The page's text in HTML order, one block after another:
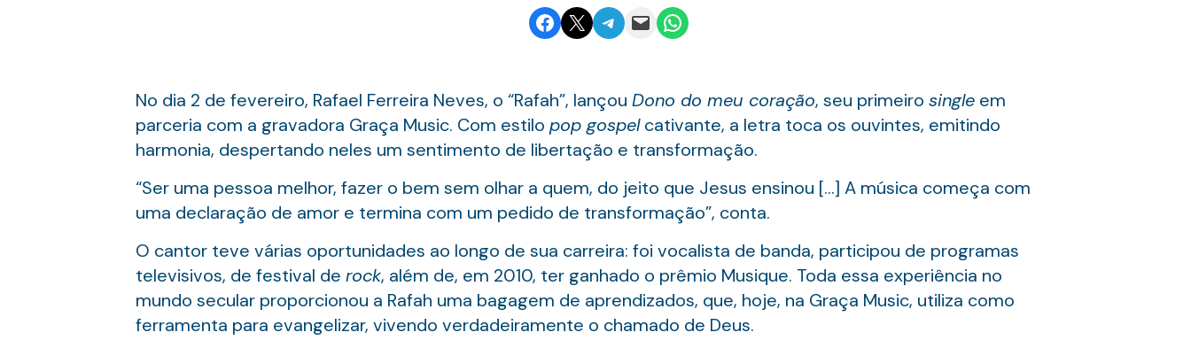
Share on Facebook
Email this PageShare on Telegram
Email this PageShare on WhatsApp
No dia 2 de fevereiro, Rafael Ferreira Neves, o “Rafah”, lançou Dono do meu coração, seu primeiro singleem
parceria com a gravadora Graça Music. Com estilo pop gospelcativante, a letra toca os ouvintes, emitindo
harmonia, despertando neles um sentimento de libertação e transformação.
“Ser uma pessoa melhor, fazer o bem sem olhar a quem, do jeito que Jesus ensinou […] A música começa com
uma declaração de amor e termina com um pedido de transformação”, conta.
O cantor teve várias oportunidades ao longo de sua carreira: foi vocalista de banda, participou de programas
televisivos, de festival de rock, além de, em 2010, ter ganhado o prêmio Musique. Toda essa experiência no
mundo secular proporcionou a Rafah uma bagagem de aprendizados, que, hoje, na Graça Music, utiliza como
ferramenta para evangelizar, vivendo verdadeiramente o chamado de Deus.